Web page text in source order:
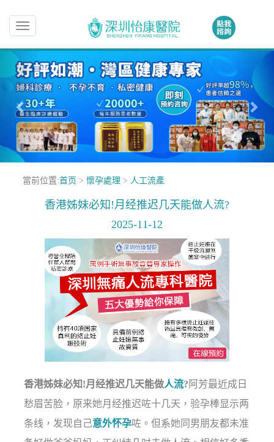
Toggle
navigation
當前位置:首页 > 懷孕處理 > 人工流產
香港姊妹必知!月经推迟几天能做人流?
2025-11-12
香港姊妹必知!月经推迟几天能做人流? 阿芳最近成日
愁眉苦脸，原来她月经推迟咗十几天，验孕棒显示两
条线，发现自己意外怀孕咗。但系她同男朋友都未准